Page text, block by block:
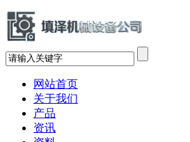
网站首页
关于我们
产品
资讯